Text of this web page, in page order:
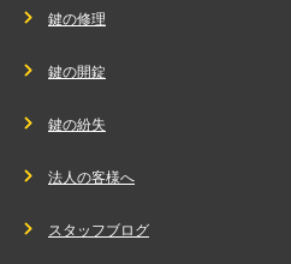
鍵の修理
鍵の開錠
鍵の紛失
法人の客様へ
スタッフブログ